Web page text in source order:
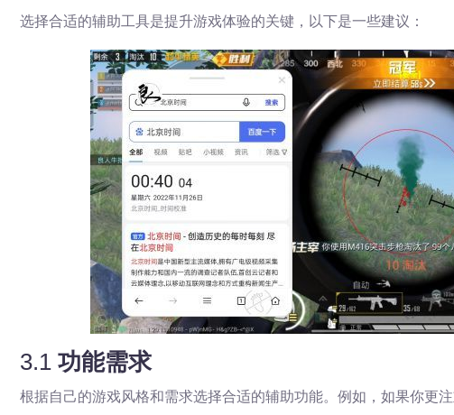
选择合适的辅助工具是提升游戏体验的关键，以下是一些建议：
3.1 功能需求
根据自己的游戏风格和需求选择合适的辅助功能。例如，如果你更